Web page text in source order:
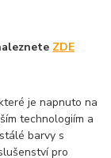
ZDE
je napnuto na
technologiím a
barvy s
pro